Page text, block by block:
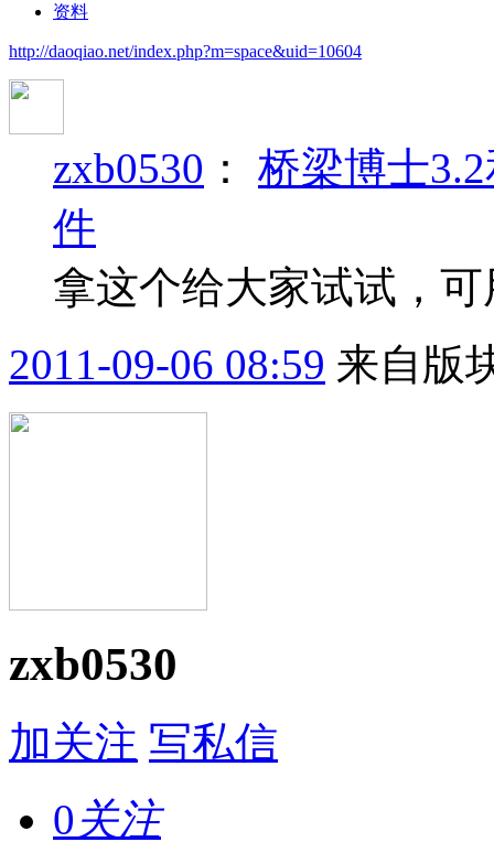
资料
http://daoqiao.net/index.php?m=space&uid=10604
zxb0530 ： 桥梁博士
件
拿这个给大家试试，
2011-09-06 08:59 来自版
zxb0530
加关注 写私信
0关注